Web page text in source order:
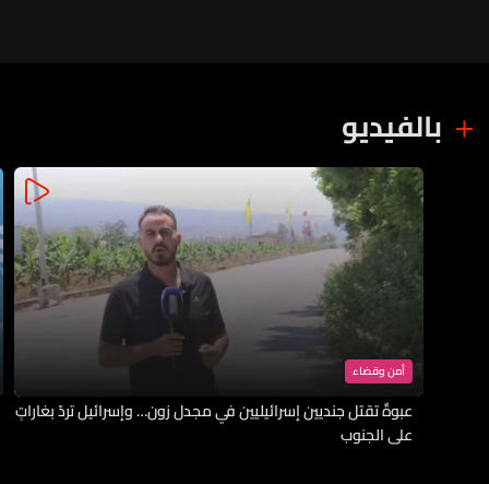
بالفيديو
أمن وقضاء
عبوةٌ تقتل جنديين إسرائيليين في مجدل زون… وإسرائيل تردّ بغاراتٍ
على الجنوب